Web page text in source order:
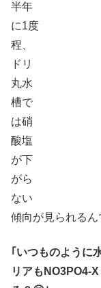
半年
に1度
程、
ドリ
丸水
槽で
は硝
酸塩
が下
がら
ない
傾向が見られる
｢いつものように
リアもNO3PO4-